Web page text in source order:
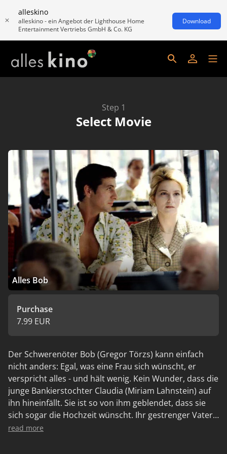
alleskino
alleskino - ein Angebot der Lighthouse Home
Entertainment Vertriebs GmbH & Co. KG
Download
Step 1
Select Movie
Alles Bob
Purchase
7.99 EUR
Der Schwerenöter Bob (Gregor Törzs) kann einfach
nicht anders: Egal, was eine Frau sich wünscht, er
verspricht alles - und hält wenig. Kein Wunder, dass die
junge Bankierstochter Claudia (Miriam Lahnstein) auf
ihn hineinfällt. Sie ist so von ihm geblendet, dass sie
sich sogar die Hochzeit wünscht. Ihr gestrenger Vater
Armin (Hans Peter Hallwachs) jedoch durchschaut
read more